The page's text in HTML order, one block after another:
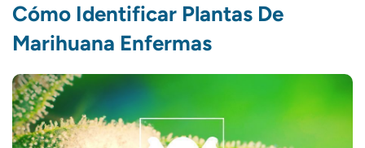
Cómo Identificar Plantas De
Marihuana Enfermas